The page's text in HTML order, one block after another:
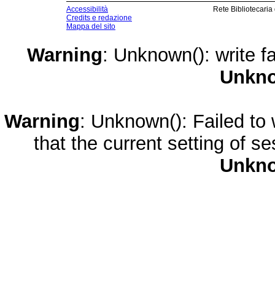
Accessibilità
Credits e redazione
Mappa del sito
Rete
Warning: Unknown(): write
Warning: Unknown(): Failed
that the current setting of